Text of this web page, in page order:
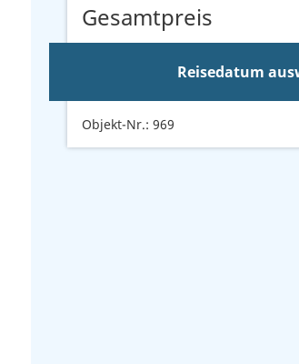
Gesamtpreis
Reisedatum
Objekt-Nr.: 969